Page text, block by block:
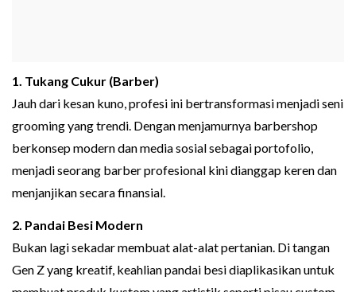
1. Tukang Cukur (Barber)
Jauh dari kesan kuno, profesi ini bertransformasi menjadi seni
grooming yang trendi. Dengan menjamurnya barbershop
berkonsep modern dan media sosial sebagai portofolio,
menjadi seorang barber profesional kini dianggap keren dan
menjanjikan secara finansial.
2. Pandai Besi Modern
Bukan lagi sekadar membuat alat-alat pertanian. Di tangan
Gen Z yang kreatif, keahlian pandai besi diaplikasikan untuk